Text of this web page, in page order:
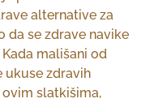
alternative za
da se zdrave navike
mališani od
ukuse zdravih
slatkišima,